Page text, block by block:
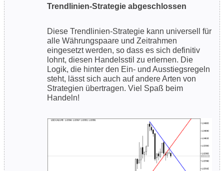
Trendlinien-Strategie abgeschlossen
Diese Trendlinien-Strategie kann universell für
alle Währungspaare und Zeitrahmen
eingesetzt werden, so dass es sich definitiv
lohnt, diesen Handelsstil zu erlernen. Die
Logik, die hinter den Ein- und Ausstiegsregeln
steht, lässt sich auch auf andere Arten von
Strategien übertragen. Viel Spaß beim
Handeln!